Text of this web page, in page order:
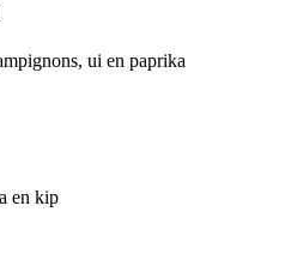
ui en paprika
en kip